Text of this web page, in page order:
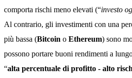
comporta rischi meno elevati (“investo
Al contrario, gli investimenti con una
più bassa (Bitcoin o Ethereum) sono
possono portare buoni rendimenti a
“alta percentuale di profitto - alto